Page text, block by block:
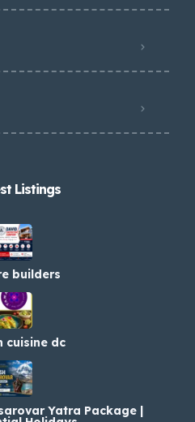
Listings​
builders
cuisine dc
Yatra Package |